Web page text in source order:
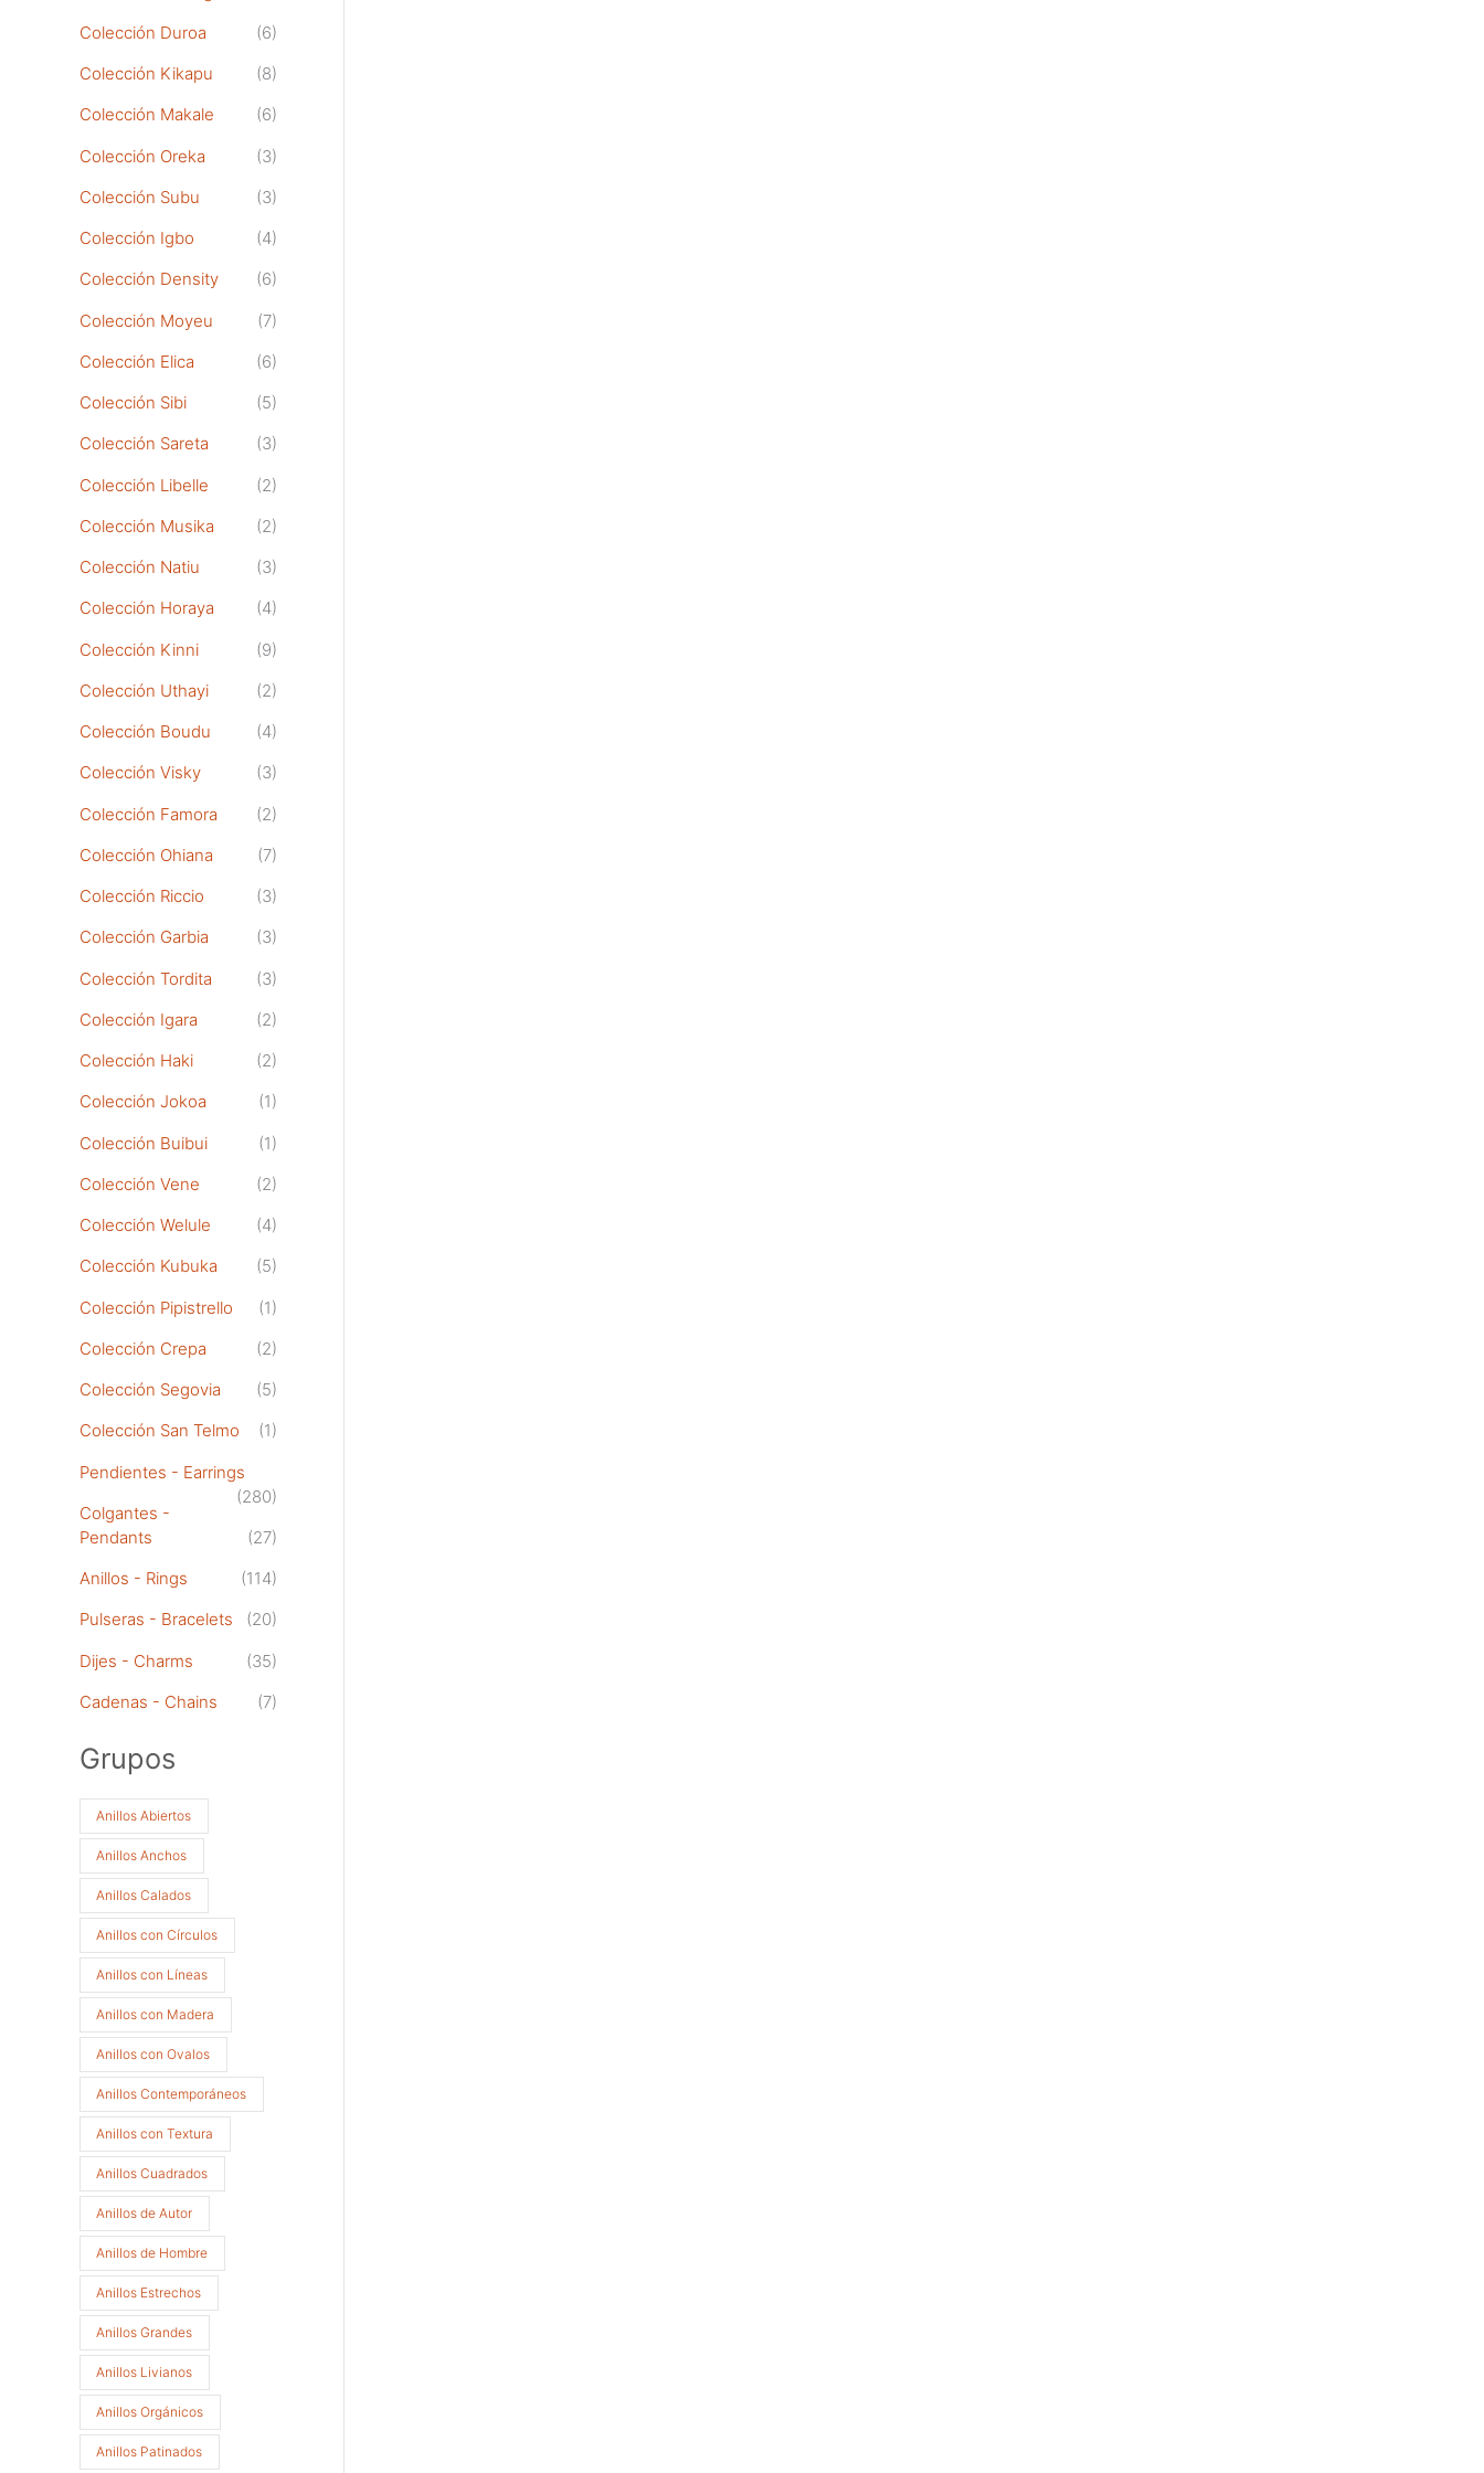
Colección Duroa
(6)
Colección Kikapu
(8)
Colección Makale
(6)
Colección Oreka
(3)
Colección Subu
(3)
Colección Igbo
(4)
Colección Density
(6)
Colección Moyeu
(7)
Colección Elica
(6)
Colección Sibi
(5)
Colección Sareta
(3)
Colección Libelle
(2)
Colección Musika
(2)
Colección Natiu
(3)
Colección Horaya
(4)
Colección Kinni
(9)
Colección Uthayi
(2)
Colección Boudu
(4)
Colección Visky
(3)
Colección Famora
(2)
Colección Ohiana
(7)
Colección Riccio
(3)
Colección Garbia
(3)
Colección Tordita
(3)
Colección Igara
(2)
Colección Haki
(2)
Colección Jokoa
(1)
Colección Buibui
(1)
Colección Vene
(2)
Colección Welule
(4)
Colección Kubuka
(5)
Colección Pipistrello
(1)
Colección Crepa
(2)
Colección Segovia
(5)
Colección San Telmo
(1)
Pendientes - Earrings
(280)
Colgantes -
Pendants
(27)
Anillos - Rings
(114)
Pulseras - Bracelets
(20)
Dijes - Charms
(35)
Cadenas - Chains
(7)
Grupos
Anillos Abiertos
Anillos Anchos
Anillos Calados
Anillos con Círculos
Anillos con Líneas
Anillos con Madera
Anillos con Ovalos
Anillos Contemporáneos
Anillos con Textura
Anillos Cuadrados
Anillos de Autor
Anillos de Hombre
Anillos Estrechos
Anillos Grandes
Anillos Livianos
Anillos Orgánicos
Anillos Patinados